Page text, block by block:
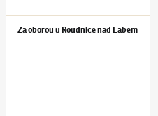
Za oborou u Roudnice nad Labem